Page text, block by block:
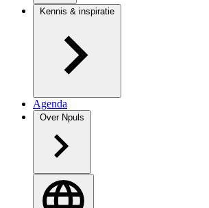
Kennis & inspiratie
Agenda
Over Npuls